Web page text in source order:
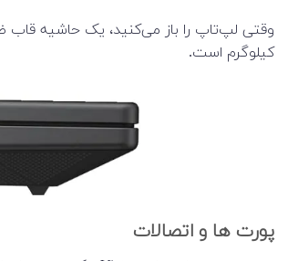
کیلوگرم است.
پورت ها و اتصالات